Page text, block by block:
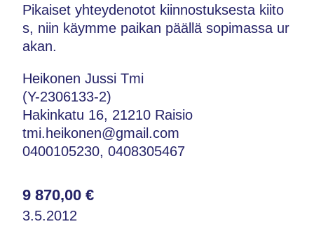
Pikaiset yhteydenotot kiinnostuksesta kiito
s, niin käymme paikan päällä sopimassa ur
akan.
Heikonen Jussi Tmi
(Y-2306133-2)
Hakinkatu 16, 21210 Raisio
tmi.heikonen@gmail.com
0400105230, 0408305467
9 870,00 €
3.5.2012